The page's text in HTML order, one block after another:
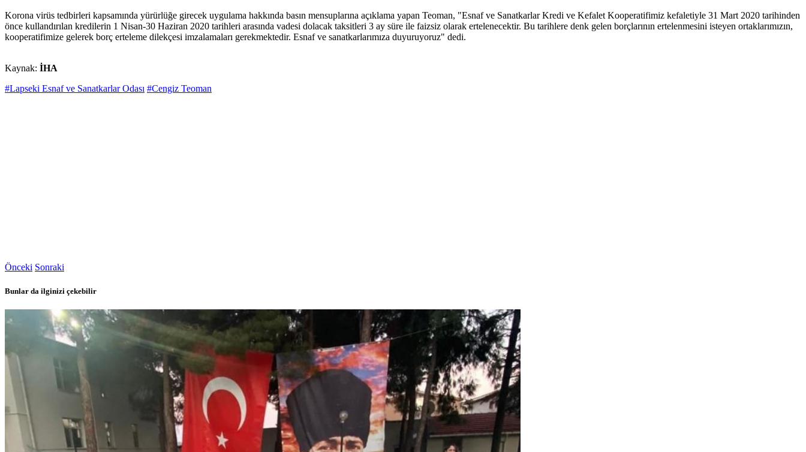
Korona virüs tedbirleri kapsamında yürürlüğe girecek uygulama hakkında basın mensuplarına açıklama yapan Teoman, "Esnaf ve Sanatkarlar Kredi ve Kefalet Kooperatifimiz kefaletiyle 31 Mart 2020 tarihinden
önce kullandırılan kredilerin 1 Nisan-30 Haziran 2020 tarihleri arasında vadesi dolacak taksitleri 3 ay süre ile faizsiz olarak ertelenecektir. Bu tarihlere denk gelen borçlarının ertelenmesini isteyen ortaklarımızın,
kooperatifimize gelerek borç erteleme dilekçesi imzalamaları gerekmektedir. Esnaf ve sanatkarlarımıza duyuruyoruz" dedi.
Kaynak: İHA
#Lapseki Esnaf ve Sanatkarlar Odası #Cengiz Teoman
Önceki Sonraki
Bunlar da ilginizi çekebilir